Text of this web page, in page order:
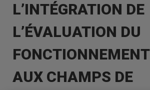
L’INTÉGRATION DE
L’ÉVALUATION DU
AUX CHAMPS DE